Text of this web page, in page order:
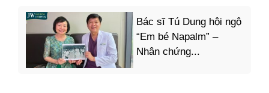
Bác sĩ Tú Dung hội ngộ
“Em bé Napalm” –
Nhân chứng...